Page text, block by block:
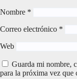
Nombre *
Correo electrónico *
Web
Guarda mi nombre,
para la próxima vez que